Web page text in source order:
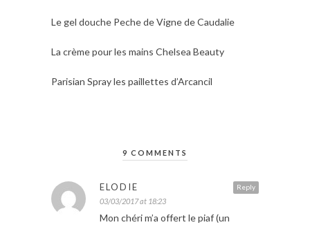
Le gel douche Peche de Vigne de Caudalie
La crème pour les mains Chelsea Beauty
Parisian Spray les paillettes d’Arcancil
9 COMMENTS
Reply
ELODIE
03/03/2017 at 18:23
Mon chéri m’a offert le piaf (un